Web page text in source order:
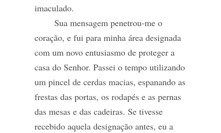
imaculado.
Sua mensagem penetrou-me o
coração, e fui para minha área designada
com um novo entusiasmo de proteger a
casa do Senhor. Passei o tempo utilizando
um pincel de cerdas macias, espanando as
frestas das portas, os rodapés e as pernas
das mesas e das cadeiras. Se tivesse
recebido aquela designação antes, eu a